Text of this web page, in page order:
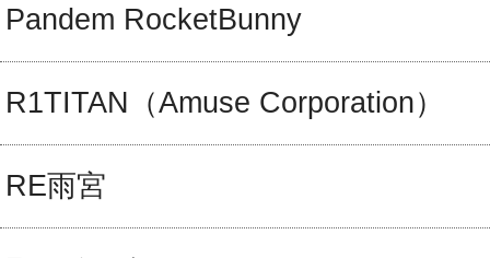
Pandem RocketBunny
R1TITAN（Amuse Corporation）
RE雨宮